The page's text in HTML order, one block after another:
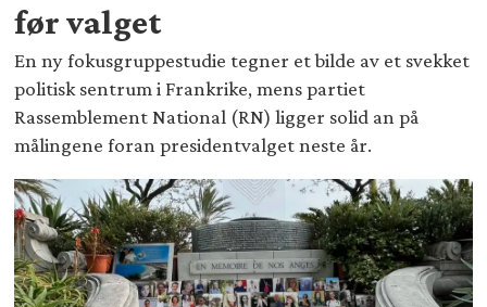
før valget
En ny fokusgruppestudie tegner et bilde av et svekket
politisk sentrum i Frankrike, mens partiet
Rassemblement National (RN) ligger solid an på
målingene foran presidentvalget neste år.